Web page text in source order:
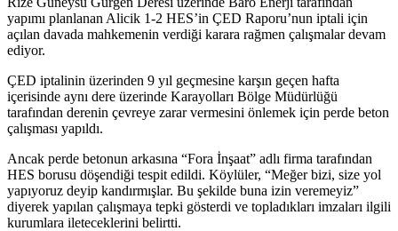
yapımı planlanan Alicik 1-2 HES’in ÇED Raporu’nun iptali için
açılan davada mahkemenin verdiği karara rağmen çalışmalar devam
ediyor.
ÇED iptalinin üzerinden 9 yıl geçmesine karşın geçen hafta
içerisinde aynı dere üzerinde Karayolları Bölge Müdürlüğü
tarafından derenin çevreye zarar vermesini önlemek için perde beton
çalışması yapıldı.
Ancak perde betonun arkasına “Fora İnşaat” adlı firma tarafından
HES borusu döşendiği tespit edildi. Köylüler, “Meğer bizi, size yol
yapıyoruz deyip kandırmışlar. Bu şekilde buna izin veremeyiz”
diyerek yapılan çalışmaya tepki gösterdi ve topladıkları imzaları ilgili
kurumlara ileteceklerini belirtti.